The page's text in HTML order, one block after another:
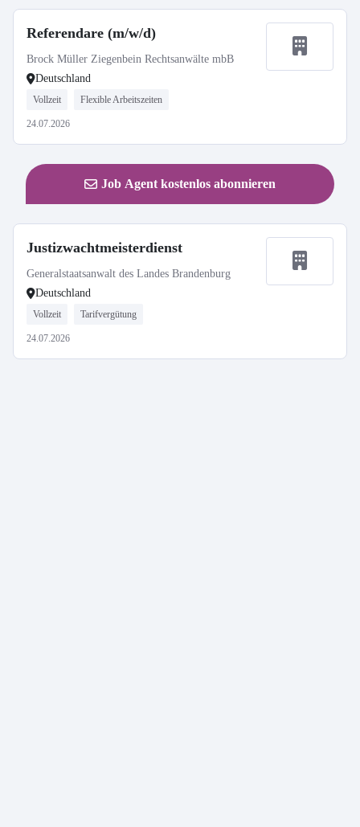
Referendare (m/w/d)
Brock Müller Ziegenbein Rechtsanwälte mbB
Deutschland
Vollzeit Flexible Arbeitszeiten
24.07.2026
Job Agent kostenlos abonnieren
Justizwachtmeisterdienst
Generalstaatsanwalt des Landes Brandenburg
Deutschland
Vollzeit Tarifvergütung
24.07.2026